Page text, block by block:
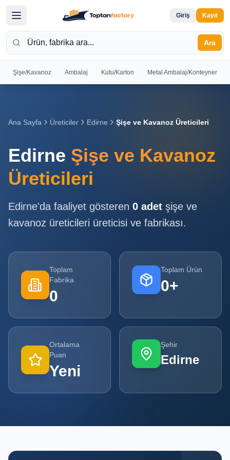
Giriş Kayıt
Ara
Şişe/Kavanoz Ambalaj Kutu/Karton Metal Ambalaj/Konteyner
Giriş yapın
Giriş
Yap
Ol
Sayfa
Tüm
Ürünler
Kampanyalar
POPÜLER
KATEGORILER
Ana Sayfa Üreticiler Edirne Şişe ve Kavanoz Üreticileri
Edirne Şişe ve Kavanoz
Üreticileri
Edirne'da faaliyet gösteren 0 adet şişe ve
kavanoz üreticileri üreticisi ve fabrikası.
Toplam
Fabrika
0
Toplam Ürün
0+
Ortalama
Puan
Yeni
Şehir
Edirne